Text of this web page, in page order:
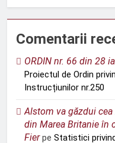
Comentarii
ORDIN nr. 66 din 28
Proiectul de Ordin
Instrucțiunilor nr.250
Alstom va găzdui
din Marea Britanie în
Fierpe Statistici